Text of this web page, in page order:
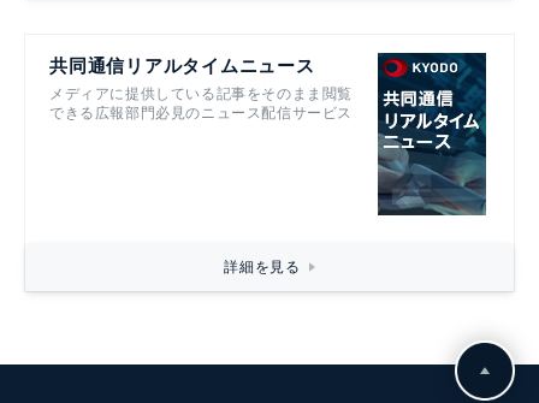
共同通信リアルタイムニュース
メディアに提供している記事をそのまま閲覧
できる広報部門必見のニュース配信サービス
詳細を見る